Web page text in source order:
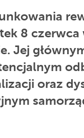
8
Jej
oraz